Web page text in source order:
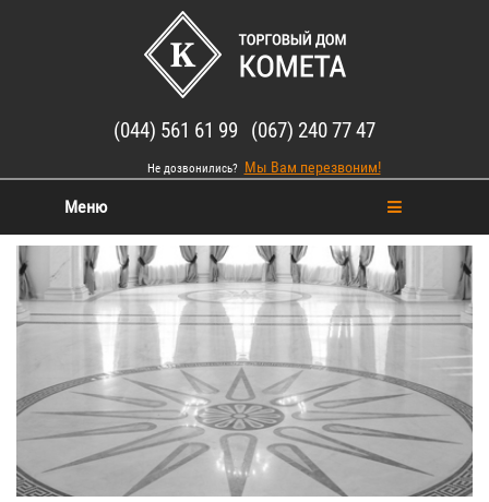
(044) 561 61 99 (067) 240 77 47
Не дозвонились? Мы Вам перезвоним!
Меню